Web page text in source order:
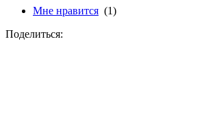
Мне нравится (1)
Поделиться: